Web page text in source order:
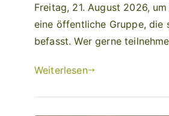
Freitag, 21. August 2026,
eine öffentliche Gruppe, die
befasst. Wer gerne
Weiterlesen